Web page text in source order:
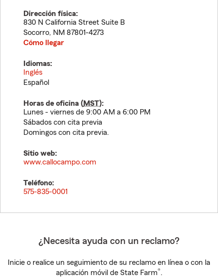
Dirección física:
830 N California Street Suite B
Socorro, NM 87801-4273
Cómo llegar
Idiomas:
Inglés
Español
Horas de oficina (MST):
Lunes - viernes de 9:00 AM a 6:00 PM
Sábados con cita previa
Domingos con cita previa.
Sitio web:
www.callocampo.com
Teléfono:
575-835-0001
¿Necesita ayuda con un reclamo?
Inicie o realice un seguimiento de su reclamo en línea o con la
aplicación móvil de State Farm®.